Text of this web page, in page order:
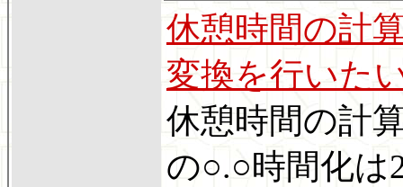
休憩時間の計
変換を行いた
休憩時間の計
の○.○時間化は